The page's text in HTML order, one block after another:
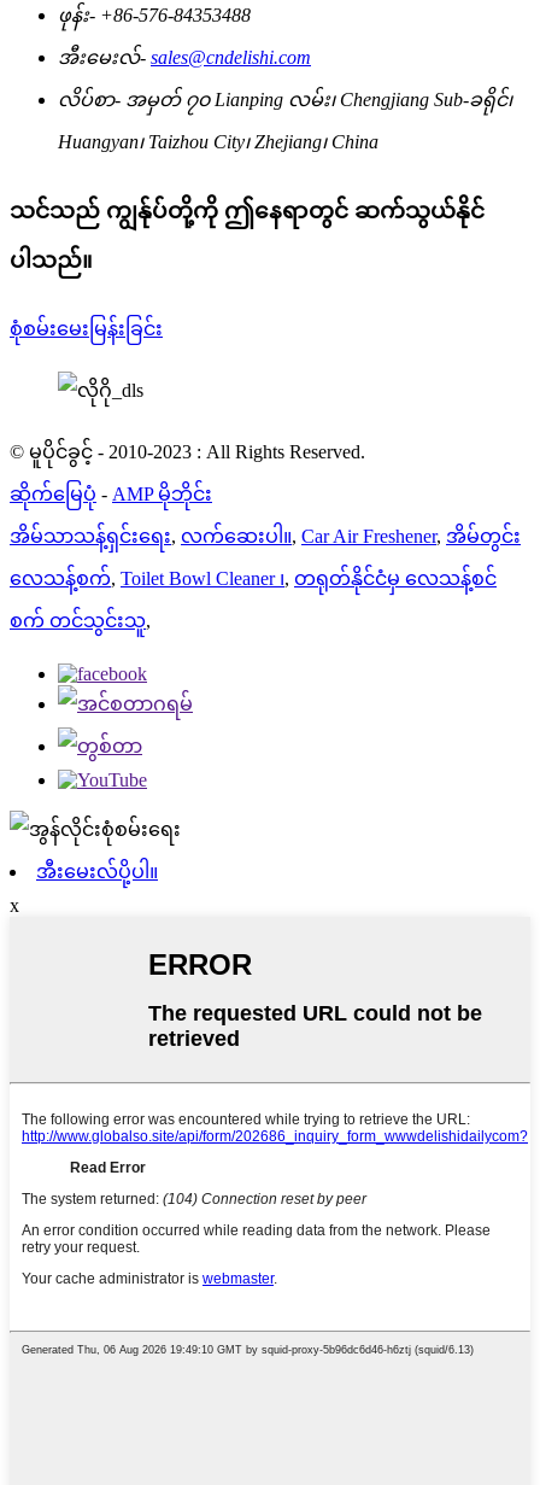
ဖုန်း- +86-576-84353488
အီးမေးလ်- sales@cndelishi.com
လိပ်စာ- အမှတ် ၇၀ Lianping လမ်း၊ Chengjiang Sub-ခရိုင်၊
Huangyan၊ Taizhou City၊ Zhejiang၊ China
သင်သည် ကျွန်ုပ်တို့ကို ဤနေရာတွင် ဆက်သွယ်နိုင်
ပါသည်။
စုံစမ်းမေးမြန်းခြင်း
© မူပိုင်ခွင့် - 2010-2023 : All Rights Reserved.
ဆိုက်မြေပုံ - AMP မိုဘိုင်း
အိမ်သာသန့်ရှင်းရေး, လက်ဆေးပါ။, Car Air Freshener, အိမ်တွင်း
လေသန့်စက်, Toilet Bowl Cleaner ၊, တရုတ်နိုင်ငံမှ လေသန့်စင်
စက် တင်သွင်းသူ,
အီးမေးလ်ပို့ပါ။
x